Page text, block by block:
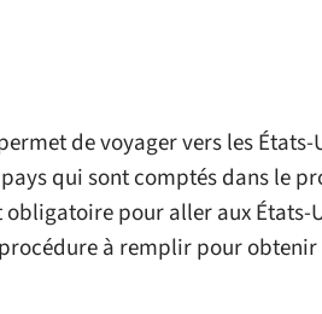
de voyager vers les États-
qui sont comptés dans le
obligatoire pour aller aux
à remplir pour